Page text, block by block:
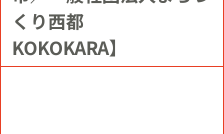
博報堂ＤＹグループトピックス
トップメッセージ
COMPANY
くり西都
KOKOKARA】